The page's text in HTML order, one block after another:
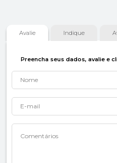
Avalie Indique
Preencha seus dados, avalie e